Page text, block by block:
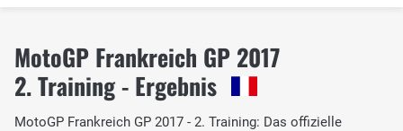
MotoGP Frankreich GP 2017
2. Training - Ergebnis
MotoGP Frankreich GP 2017 - 2. Training: Das offizielle